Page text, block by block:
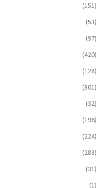
(151)
(53)
(97)
(420)
(128)
(801)
(32)
(196)
(224)
(283)
(31)
(1)